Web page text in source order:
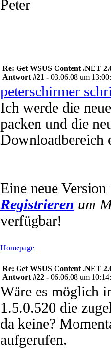
Peter
Re: Get WSUS Content .NET
Antwort #21 - 03.06.08 um
peterschirmer
Ich werde die
packen und die
Downloadbereich
Eine neue
Registrieren um
verfügbar!
Homepage
Re: Get WSUS Content .NET
Antwort #22 - 06.06.08 um
Wäre es möglich
1.5.0.520 die
da keine?
aufgerufen.